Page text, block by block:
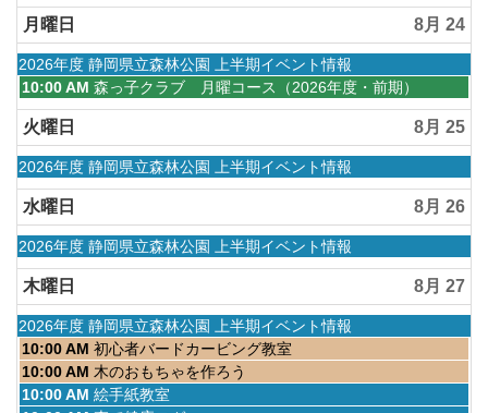
月
1st
2026
8
月
23rd
2026
曜
日,
8
月
23rd
2026
月曜日 8月 24
水
曜
日,
4
月
1st
2026
2026年度 静岡県立森林公園 上半期イベント情報
月
曜
日,
8
月
24th
2026
10:00 AM 森っ子クラブ 月曜コース（2026年度・前期）
火曜日 8月 25
水
曜
日,
4
月
1st
2026
2026年度 静岡県立森林公園 上半期イベント情報
水曜日 8月 26
水
曜
日,
4
月
1st
2026
2026年度 静岡県立森林公園 上半期イベント情報
木曜日 8月 27
水
曜
日,
4
月
2026年度 静岡県立森林公園 上半期イベント情報
木
曜
日,
8
10:00 AM 初心者バードカービング教室
木
曜
10:00 AM 木のおもちゃを作ろう
木
10:00 AM 絵手紙教室